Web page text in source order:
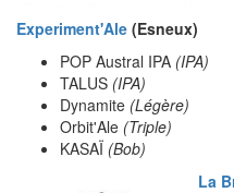
Experiment'Ale (Esneux)
POP Austral IPA (IPA)
TALUS (IPA)
Dynamite (Légère)
Orbit'Ale (Triple)
KASAÏ (Bob)
La